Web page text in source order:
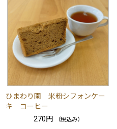
ひまわり園 米粉シフォンケー
キ コーヒー
270円
（税込み）